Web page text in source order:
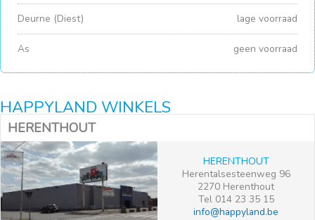
Deurne (Diest) lage voorraad
As geen voorraad
HAPPYLAND WINKELS
HERENTHOUT
HERENTHOUT
Herentalsesteenweg 96
2270 Herenthout
Tel 014 23 35 15
info@happyland.be